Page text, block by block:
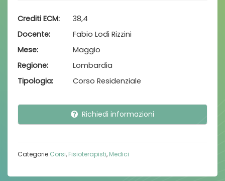
Crediti ECM
38,4
Docente
Fabio Lodi Rizzini
Mese
Maggio
Regione
Lombardia
Tipologia
Corso Residenziale
Richiedi informazioni
Categorie Corsi, Fisioterapisti, Medici